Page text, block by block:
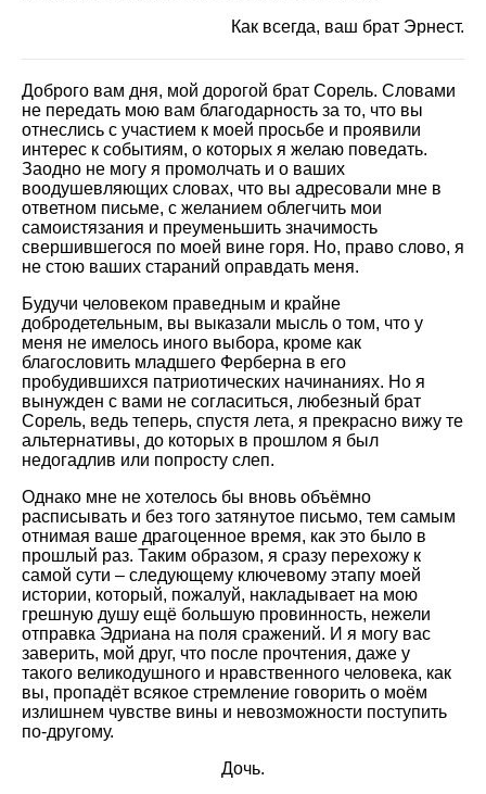
Как всегда, ваш брат Эрнест.
Доброго вам дня, мой дорогой брат Сорель. Словами
не передать мою вам благодарность за то, что вы
отнеслись с участием к моей просьбе и проявили
интерес к событиям, о которых я желаю поведать.
Заодно не могу я промолчать и о ваших
воодушевляющих словах, что вы адресовали мне в
ответном письме, с желанием облегчить мои
самоистязания и преуменьшить значимость
свершившегося по моей вине горя. Но, право слово, я
не стою ваших стараний оправдать меня.
Будучи человеком праведным и крайне
добродетельным, вы выказали мысль о том, что у
меня не имелось иного выбора, кроме как
благословить младшего Ферберна в его
пробудившихся патриотических начинаниях. Но я
вынужден с вами не согласиться, любезный брат
Сорель, ведь теперь, спустя лета, я прекрасно вижу те
альтернативы, до которых в прошлом я был
недогадлив или попросту слеп.
Однако мне не хотелось бы вновь объёмно
расписывать и без того затянутое письмо, тем самым
отнимая ваше драгоценное время, как это было в
прошлый раз. Таким образом, я сразу перехожу к
самой сути – следующему ключевому этапу моей
истории, который, пожалуй, накладывает на мою
грешную душу ещё большую провинность, нежели
отправка Эдриана на поля сражений. И я могу вас
заверить, мой друг, что после прочтения, даже у
такого великодушного и нравственного человека, как
вы, пропадёт всякое стремление говорить о моём
излишнем чувстве вины и невозможности поступить
по-другому.
Дочь.